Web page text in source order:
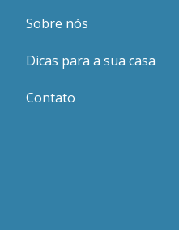
Sobre nós
Dicas para a sua casa
Contato